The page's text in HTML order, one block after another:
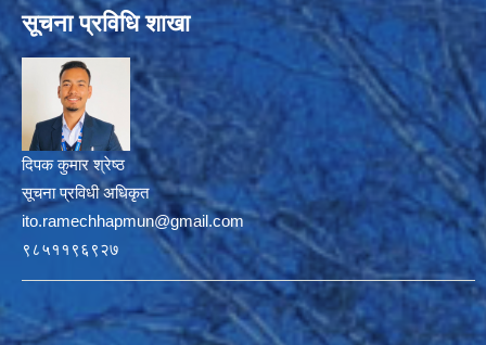
सूचना प्रविधि शाखा
दिपक कुमार श्रेष्ठ
सूचना प्रविधी अधिकृत
ito.ramechhapmun@gmail.com
९८५११९६९२७